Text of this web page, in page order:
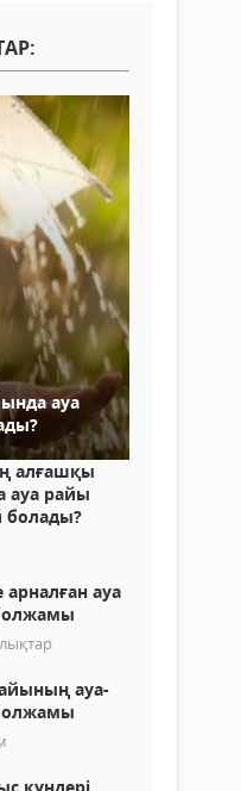
ауа
алғашқы
ауа райы
болады?
арналған ауа
ауа-